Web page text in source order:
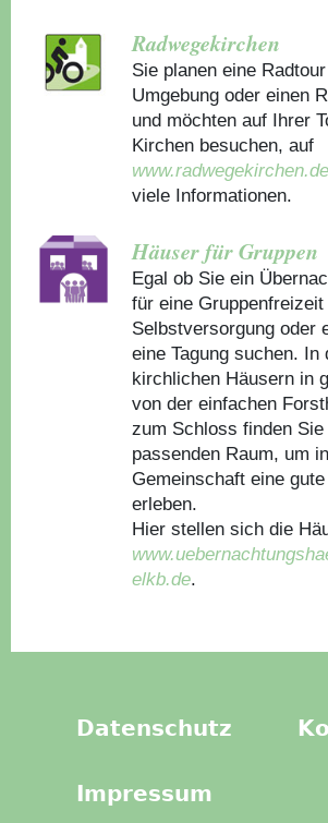
Radwegekirchen
Sie planen eine
Umgebung oder einen
und möchten auf Ihrer
Kirchen besuchen, auf
www.radwegekirchen.de
viele Informationen.
Häuser für Gruppen
Egal ob Sie ein
für eine
Selbstversorgung oder
eine Tagung suchen. In
kirchlichen Häusern in
von der einfachen
zum Schloss finden
passenden Raum, um in
Gemeinschaft eine
erleben.
Hier stellen sich die
elkb.de.
Datenschutz
Impressum